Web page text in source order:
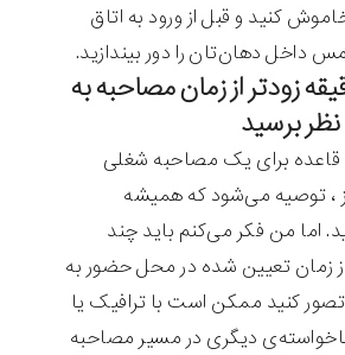
کنید و قبل از ورود به اتاق
داخل دهان‌تان را دور بیندازید.
زودتر از زمان مصاحبه به
برسید
قاعده برای یک مصاحبه شغلی
، توصیه می‌شود که همیشه
اما من فکر می‌کنم باید چند
از زمان تعیین شده در محل حضور به
کنید ممکن است با ترافیک یا
دیگری در مسیر مصاحبه